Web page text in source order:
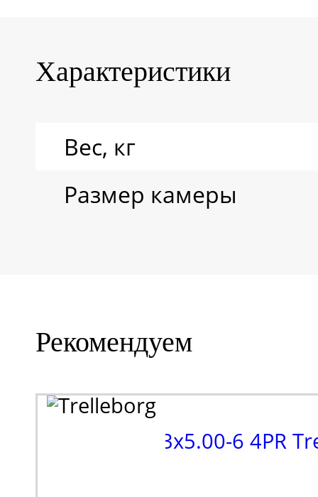
Характеристики
Вес, кг
Размер камеры
Рекомендуем